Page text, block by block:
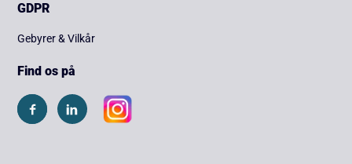
GDPR
Gebyrer & Vilkår
Find os på